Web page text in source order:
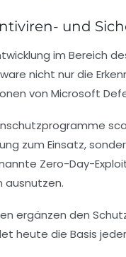
und
im Bereich
nicht nur die
von Microsoft
zum Einsatz,
Zero-Day-
ausnutzen.
ergänzen den
heute die Basis